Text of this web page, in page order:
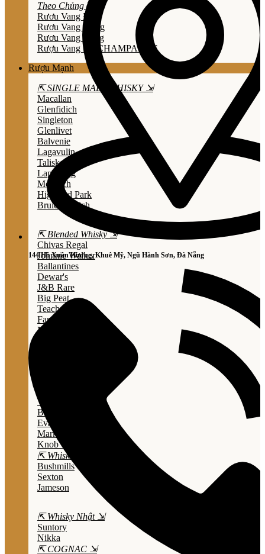
144 Hồ Xuân Hương, Khuê Mỹ, Ngũ Hành Sơn, Đà Nẵng
Theo Chủng Loại
Rươu Vang Đỏ
Rươu Vang Trắng
Rươu Vang Hồng
Rượu Vang Nổ/CHAMPAGNE
Rượu Mạnh
⇱ SINGLE MALT WHISKY ⇲
Macallan
Glenfidich
Singleton
Glenlivet
Balvenie
Lagavulin
Talisker
Laphroaig
Mortlach
Highland Park
Bruichladdich
⇱ Blended Whisky ⇲
Chivas Regal
Johnnie Walker
Ballantines
Dewar's
J&B Rare
Big Peat
Teacher's
Famous Grouse
Monkey Shouder
Wild Turkey
Bulleit Bourbon
Evan Williams
Marker's Mark
Knob Creek
⇱ Whiskey Ailen ⇲
Bushmills
Sexton
Jameson
⇱ Whisky Nhật ⇲
Suntory
Nikka
⇱ COGNAC ⇲